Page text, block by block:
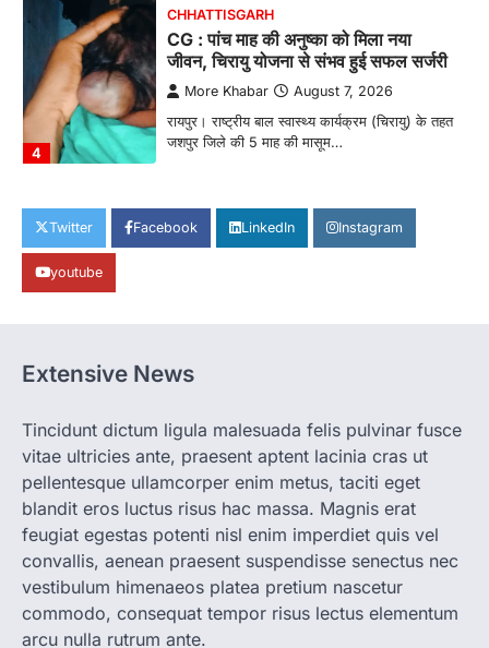
4
CHHATTISGARH
CG : पांच माह की अनुष्का को मिला नया
जीवन, चिरायु योजना से संभव हुई सफल सर्जरी
More Khabar August 7, 2026
रायपुर। राष्ट्रीय बाल स्वास्थ्य कार्यक्रम (चिरायु) के तहत
जशपुर जिले की 5 माह की मासूम…
CG: छिपली की दीदियों का कमाल, बकरी
पालन से बढ़ी आय और मजबूत हुआ आत्मविश्वास
बनाने की दिशा में जिले के नगरी…
2
CHHATTISGARH
जाएगी एल्बेंडाजोल
More Khabar August 7, 2026
रायपुर। राष्ट्रीय कृमि मुक्ति दिवस भारत सरकार द्वारा
बच्चों के स्वास्थ्य सुधार के लिए वर्ष…
CHHATTISGARH
CG : मुख्यमंत्री विष्णुदेव साय के नेतृत्व में
छत्तीसगढ़ को बड़ी उपलब्धि
More Khabar
Twitter Facebook LinkedIn Instagram
youtube
Extensive News
Tincidunt dictum ligula malesuada felis pulvinar fusce
vitae ultricies ante, praesent aptent lacinia cras ut
pellentesque ullamcorper enim metus, taciti eget
blandit eros luctus risus hac massa. Magnis erat
feugiat egestas potenti nisl enim imperdiet quis vel
convallis, aenean praesent suspendisse senectus nec
vestibulum himenaeos platea pretium nascetur
commodo, consequat tempor risus lectus elementum
arcu nulla rutrum ante.